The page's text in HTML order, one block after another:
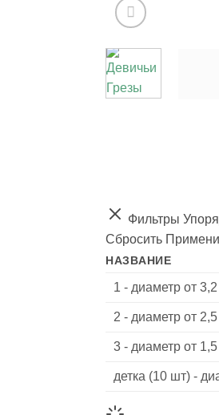
Фильтры
Сбросить
НАЗВАНИЕ
1 - диаметр от
2 - диаметр от
3 - диаметр от
детка (10 шт) -